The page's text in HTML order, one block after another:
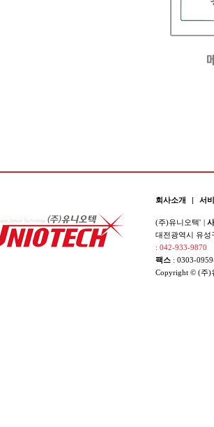
회사소개 | 서
(주)유니오텍' |
대전광역시 유성
: 042-933-9870
팩스 : 0303-
Copyright © (주)